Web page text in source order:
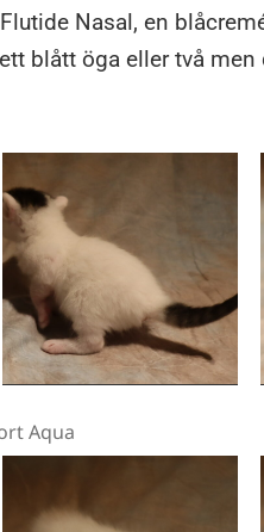
Nasal, en
blått öga eller två
Aqua